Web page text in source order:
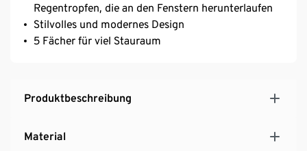
Regentropfen, die an den Fenstern herunterlaufen
Stilvolles und modernes Design
5 Fächer für viel Stauraum
Produktbeschreibung
Material